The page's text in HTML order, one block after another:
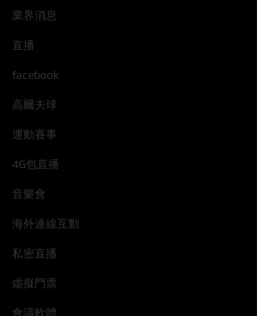
業界消息
直播
facebook
高爾夫球
運動賽事
4G包直播
音樂會
海外連線互動
私密直播
虛擬門票
會議軟體